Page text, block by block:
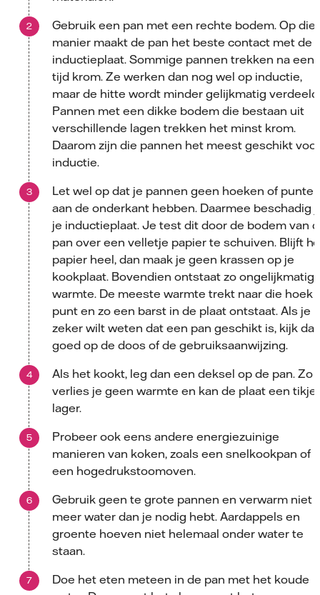
Gebruik een pan met een rechte bodem. Op die
manier maakt de pan het beste contact met de
inductieplaat. Sommige pannen trekken na een
tijd krom. Ze werken dan nog wel op inductie,
maar de hitte wordt minder gelijkmatig verdeeld.
Pannen met een dikke bodem die bestaan uit
verschillende lagen trekken het minst krom.
Daarom zijn die pannen het meest geschikt voor
inductie.
Let wel op dat je pannen geen hoeken of punten
aan de onderkant hebben. Daarmee beschadig
je inductieplaat. Je test dit door de bodem van
pan over een velletje papier te schuiven. Blijft
papier heel, dan maak je geen krassen op je
kookplaat. Bovendien ontstaat zo
warmte. De meeste warmte trekt naar die hoek
punt en zo een barst in de plaat ontstaat. Als je
zeker wilt weten dat een pan geschikt is, kijk
goed op de doos of de gebruiksaanwijzing.
Als het kookt, leg dan een deksel op de pan. Zo
verlies je geen warmte en kan de plaat een tikje
lager.
Probeer ook eens andere energiezuinige
manieren van koken, zoals een snelkookpan of
een hogedrukstoomoven.
Gebruik geen te grote pannen en verwarm niet
meer water dan je nodig hebt. Aardappels en
groente hoeven niet helemaal onder water te
staan.
Doe het eten meteen in de pan met het koude